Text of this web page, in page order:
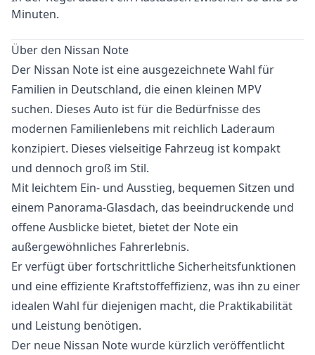
Minuten.
Über den Nissan Note
Der Nissan Note ist eine ausgezeichnete Wahl für
Familien in Deutschland, die einen kleinen MPV
suchen. Dieses Auto ist für die Bedürfnisse des
modernen Familienlebens mit reichlich Laderaum
konzipiert. Dieses vielseitige Fahrzeug ist kompakt
und dennoch groß im Stil.
Mit leichtem Ein- und Ausstieg, bequemen Sitzen und
einem Panorama-Glasdach, das beeindruckende und
offene Ausblicke bietet, bietet der Note ein
außergewöhnliches Fahrerlebnis.
Er verfügt über fortschrittliche Sicherheitsfunktionen
und eine effiziente Kraftstoffeffizienz, was ihn zu einer
idealen Wahl für diejenigen macht, die Praktikabilität
und Leistung benötigen.
Der neue Nissan Note wurde kürzlich veröffentlicht